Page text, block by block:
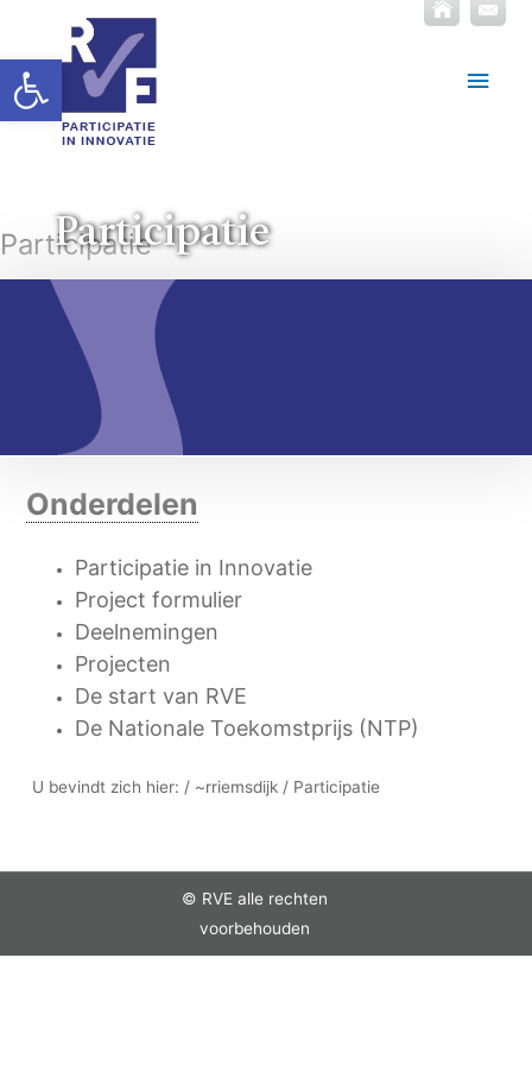
Toolbar openen
Participatie
Participatie
Onderdelen
Participatie in Innovatie
Project formulier
Deelnemingen
Projecten
De start van RVE
De Nationale Toekomstprijs (NTP)
U bevindt zich hier: / ~rriemsdijk / Participatie
© RVE alle rechten
voorbehouden